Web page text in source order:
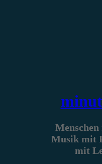
Musik mit
mit